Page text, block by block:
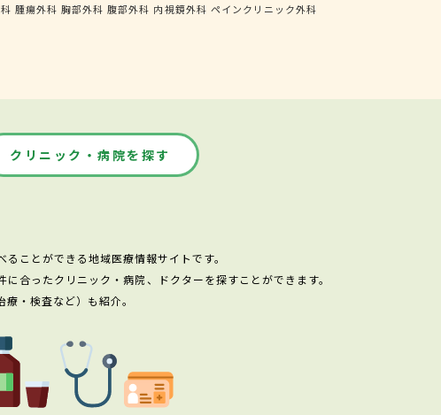
腫瘍外科 胸部外科 腹部外科 内視鏡外科 ペインクリニック外科
クリニック・病院を探す
ことができる地域医療情報サイトです。
合ったクリニック・病院、ドクターを探すことができます。
・検査など）も紹介。